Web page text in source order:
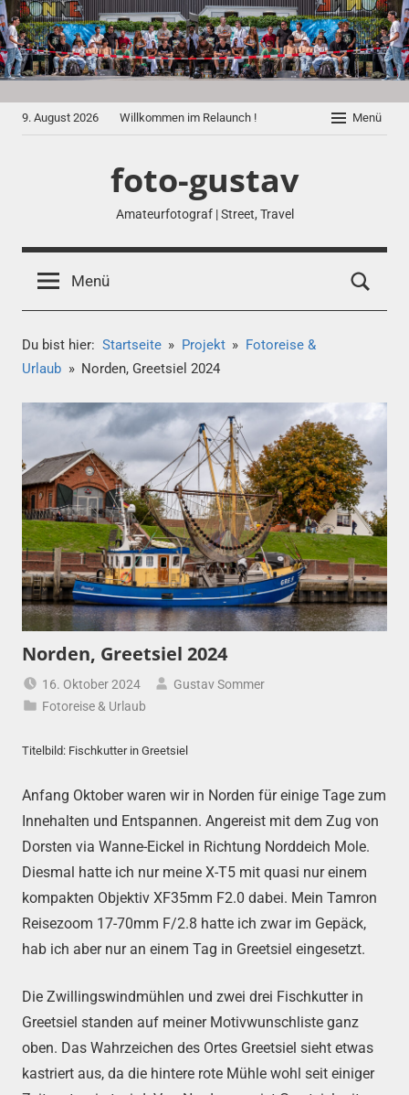
Zum
Inhalt
springen
9. August 2026 Willkommen im Relaunch ! Menü
foto-gustav
Amateurfotograf | Street, Travel
Menü
Du bist hier: Startseite Projekt
Fotoreise &
Urlaub
Norden, Greetsiel 2024
Norden, Greetsiel 2024
16. Oktober 2024
Gustav Sommer
Fotoreise & Urlaub
Titelbild: Fischkutter in Greetsiel
Anfang Oktober waren wir in Norden für einige Tage zum
Innehalten und Entspannen. Angereist mit dem Zug von
Dorsten via Wanne-Eickel in Richtung Norddeich Mole.
Diesmal hatte ich nur meine X-T5 mit quasi nur einem
kompakten Objektiv XF35mm F2.0 dabei. Mein Tamron
Reisezoom 17-70mm F/2.8 hatte ich zwar im Gepäck,
hab ich aber nur an einem Tag in Greetsiel eingesetzt.
Die Zwillingswindmühlen und zwei drei Fischkutter in
Greetsiel standen auf meiner Motivwunschliste ganz
oben. Das Wahrzeichen des Ortes Greetsiel sieht etwas
kastriert aus, da die hintere rote Mühle wohl seit einiger